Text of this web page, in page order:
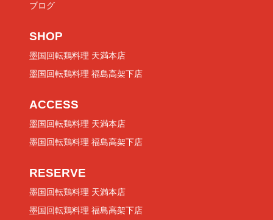
ブログ
SHOP
墨国回転鶏料理 天満本店
墨国回転鶏料理 福島高架下店
ACCESS
墨国回転鶏料理 天満本店
墨国回転鶏料理 福島高架下店
RESERVE
墨国回転鶏料理 天満本店
墨国回転鶏料理 福島高架下店